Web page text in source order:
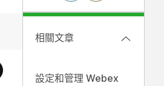
相關文章
設定和管理 Webex